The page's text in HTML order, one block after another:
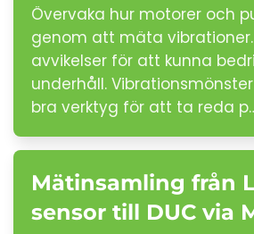
Övervaka hur motorer och
genom att mäta vibrationer.
avvikelser för att kunna
underhåll.
bra verktyg för att ta reda
Mätinsamling från
sensor till DUC via